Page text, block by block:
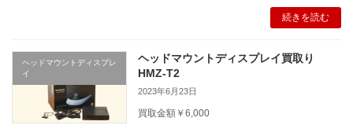
続きを読む
ヘッドマウントディスプレ
イ
ヘッドマウントディスプレイ買取り
HMZ-T2
2023年6月23日
買取金額￥6,000